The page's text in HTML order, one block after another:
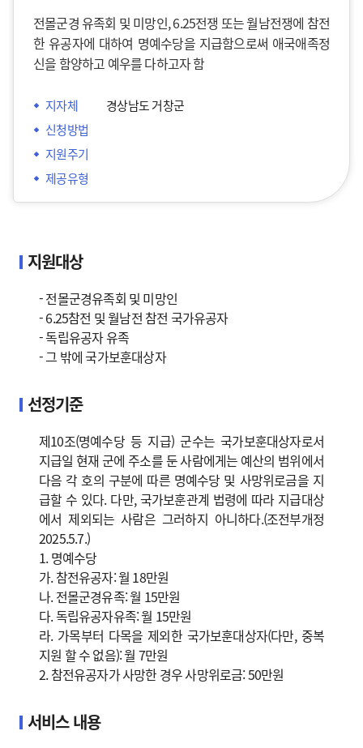
전몰군경 유족회 및 미망인, 6.25전쟁 또는 월남전쟁에 참전
한 유공자에 대하여 명예수당을 지급함으로써 애국애족정
신을 함양하고 예우를 다하고자 함
지자체
경상남도 거창군
신청방법
지원주기
제공유형
지원대상
- 전몰군경유족회 및 미망인
- 6.25참전 및 월남전 참전 국가유공자
- 독립유공자 유족
- 그 밖에 국가보훈대상자
선정기준
제10조(명예수당 등 지급) 군수는 국가보훈대상자로서
지급일 현재 군에 주소를 둔 사람에게는 예산의 범위에서
다음 각 호의 구분에 따른 명예수당 및 사망위로금을 지
급할 수 있다. 다만, 국가보훈관계 법령에 따라 지급대상
에서 제외되는 사람은 그러하지 아니하다.(조전부개정
2025.5.7.)
1. 명예수당
가. 참전유공자: 월 18만원
나. 전몰군경유족: 월 15만원
다. 독립유공자유족: 월 15만원
라. 가목부터 다목을 제외한 국가보훈대상자(다만, 중복
지원 할 수 없음): 월 7만원
2. 참전유공자가 사망한 경우 사망위로금: 50만원
서비스 내용